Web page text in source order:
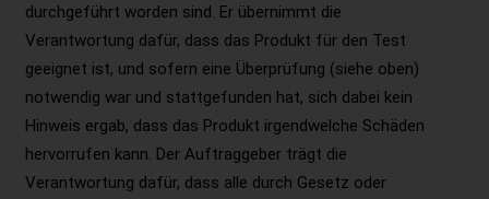
durchgeführt worden sind. Er übernimmt die
Verantwortung dafür, dass das Produkt für den Test
geeignet ist, und sofern eine Überprüfung (siehe oben)
notwendig war und stattgefunden hat, sich dabei kein
Hinweis ergab, dass das Produkt irgendwelche Schäden
hervorrufen kann. Der Auftraggeber trägt die
Verantwortung dafür, dass alle durch Gesetz oder